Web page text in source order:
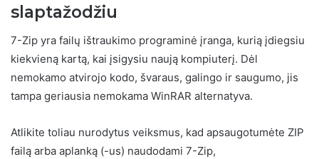
slaptažodžiu
7-Zip yra failų ištraukimo programinė įranga, kurią įdiegsiu
kiekvieną kartą, kai įsigysiu naują kompiuterį. Dėl
nemokamo atvirojo kodo, švaraus, galingo ir saugumo, jis
tampa geriausia nemokama WinRAR alternatyva.
Atlikite toliau nurodytus veiksmus, kad apsaugotumėte ZIP
failą arba aplanką (-us) naudodami 7-Zip,